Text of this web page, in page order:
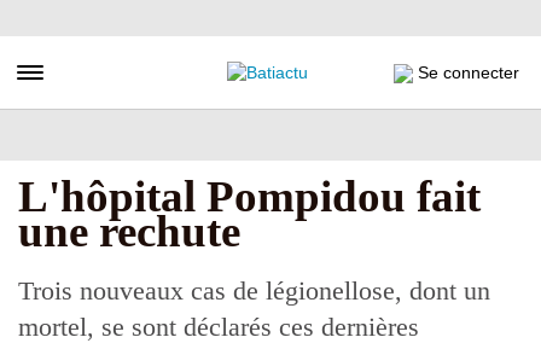
au
principal
Toggle navigation Se connecter
L'hôpital Pompidou fait
une rechute
Trois nouveaux cas de légionellose, dont un
mortel, se sont déclarés ces dernières